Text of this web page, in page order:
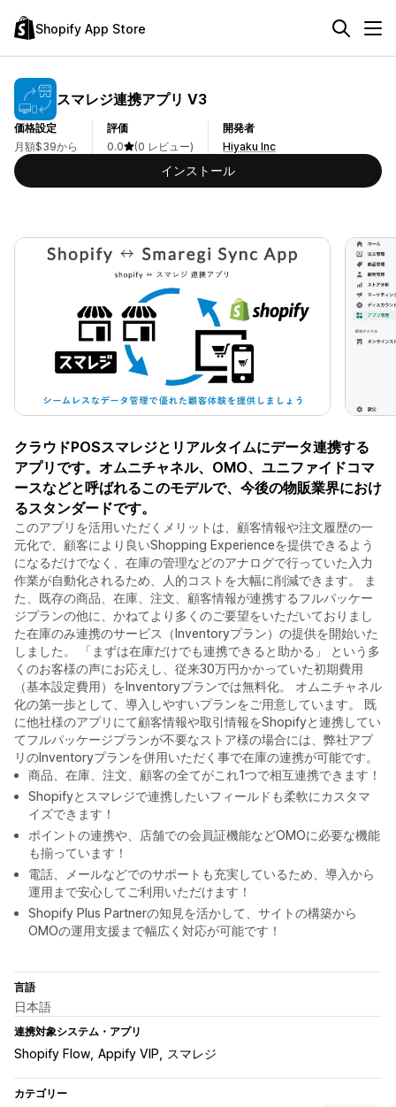
Shopify App Store
スマレジ連携アプリ V3
価格設定
月額$39から
評価
0.0
(0 レビュー)
開発者
Hiyaku Inc
インストール
クラウドPOSスマレジとリアルタイムにデータ連携する
アプリです。オムニチャネル、OMO、ユニファイドコマ
ースなどと呼ばれるこのモデルで、今後の物販業界におけ
るスタンダードです。
このアプリを活用いただくメリットは、顧客情報や注文履歴の一
元化で、顧客により良いShopping Experienceを提供できるよう
になるだけでなく、在庫の管理などのアナログで行っていた入力
作業が自動化されるため、人的コストを大幅に削減できます。 ま
た、既存の商品、在庫、注文、顧客情報が連携するフルパッケー
ジプランの他に、かねてより多くのご要望をいただいておりまし
た在庫のみ連携のサービス（Inventoryプラン）の提供を開始いた
しました。 「まずは在庫だけでも連携できると助かる」 という多
くのお客様の声にお応えし、従来30万円かかっていた初期費用
（基本設定費用）をInventoryプランでは無料化。 オムニチャネル
化の第一歩として、導入しやすいプランをご用意しています。 既
に他社様のアプリにて顧客情報や取引情報をShopifyと連携してい
てフルパッケージプランが不要なストア様の場合には、弊社アプ
リのInventoryプランを併用いただく事で在庫の連携が可能です。
商品、在庫、注文、顧客の全てがこれ1つで相互連携できます！
Shopifyとスマレジで連携したいフィールドも柔軟にカスタマ
イズできます！
ポイントの連携や、店舗での会員証機能などOMOに必要な機能
も揃っています！
電話、メールなどでのサポートも充実しているため、導入から
運用まで安心してご利用いただけます！
Shopify Plus Partnerの知見を活かして、サイトの構築から
OMOの運用支援まで幅広く対応が可能です！
言語
日本語
連携対象システム・アプリ
Shopify Flow Appify VIP スマレジ
カテゴリー